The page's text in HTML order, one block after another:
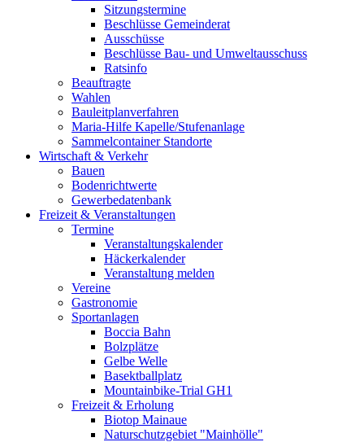
Sitzungstermine
Beschlüsse Gemeinderat
Ausschüsse
Beschlüsse Bau- und Umweltausschuss
Ratsinfo
Beauftragte
Wahlen
Bauleitplanverfahren
Maria-Hilfe Kapelle/Stufenanlage
Sammelcontainer Standorte
Wirtschaft & Verkehr
Bauen
Bodenrichtwerte
Gewerbedatenbank
Freizeit & Veranstaltungen
Termine
Veranstaltungskalender
Häckerkalender
Veranstaltung melden
Vereine
Gastronomie
Sportanlagen
Boccia Bahn
Bolzplätze
Gelbe Welle
Basektballplatz
Mountainbike-Trial GH1
Freizeit & Erholung
Biotop Mainaue
Naturschutzgebiet "Mainhölle"